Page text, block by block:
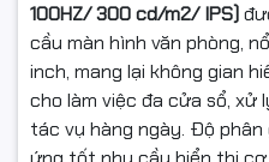
100HZ/ 300 cd/m2/ IPS)
cầu màn hình văn phòng,
inch, mang lại không gian
cho làm việc đa cửa sổ, xử
tác vụ hàng ngày. Độ phân